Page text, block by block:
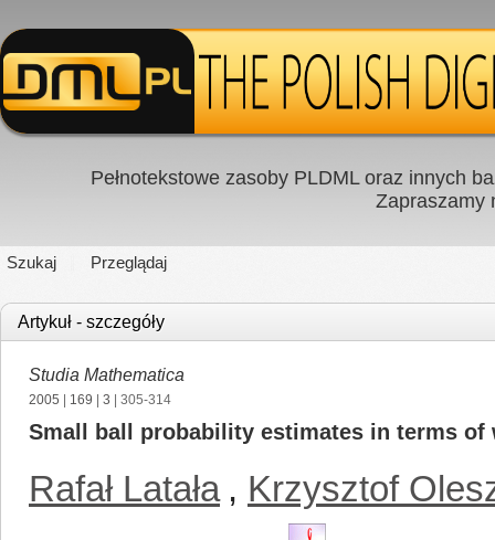
Pełnotekstowe zasoby PLDML oraz innych
Zapraszamy
Szukaj Przeglądaj
Artykuł - szczegóły
Studia Mathematica
2005 169 3 | 305-314
Small ball probability estimates in terms of
Rafał Latała , Krzysztof